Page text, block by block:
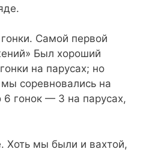
Самой первой
Был хороший
на парусах; но
соревновались на
6 гонок — 3 на парусах,
Хоть мы были и вахтой,